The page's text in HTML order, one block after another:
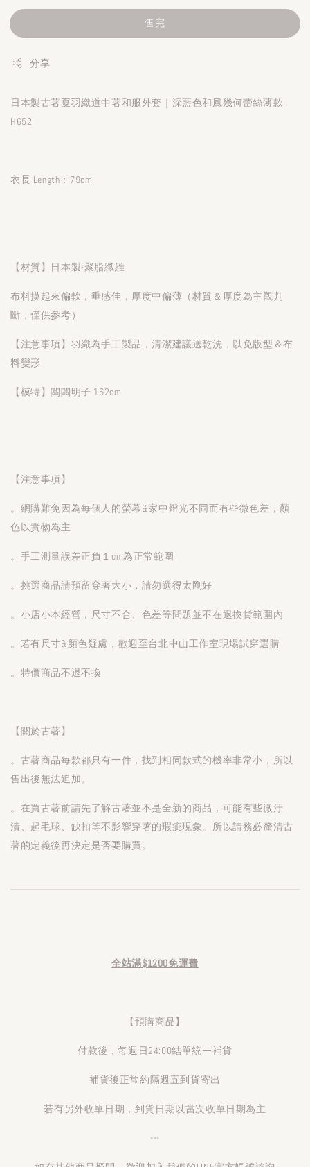
售完
分享
日本製古著夏羽織道中著和服外套｜深藍色和風幾何蕾絲薄款-
H652
衣長 Length：79cm
【材質】日本製-聚脂纖維
布料摸起來偏軟，垂感佳，厚度中偏薄（材質＆厚度為主觀判
斷，僅供參考）
【注意事項】羽織為手工製品，清潔建議送乾洗，以免版型＆布
料變形
【模特】闆闆明子 162cm
【注意事項】
。網購難免因為每個人的螢幕&家中燈光不同而有些微色差，顏
色以實物為主
。手工測量誤差正負１cm為正常範圍
。挑選商品請預留穿著大小，請勿選得太剛好
。小店小本經營，尺寸不合、色差等問題並不在退換貨範圍內
。若有尺寸&顏色疑慮，歡迎至台北中山工作室現場試穿選購
。特價商品不退不換
【關於古著】
。古著商品每款都只有一件，找到相同款式的機率非常小，所以
售出後無法追加。
。在買古著前請先了解古著並不是全新的商品，可能有些微汙
漬、起毛球、缺扣等不影響穿著的瑕疵現象。所以請務必釐清古
著的定義後再決定是否要購買。
全站滿$1200免運費
【預購商品】
付款後，每週日24:00結單統一補貨
補貨後正常約隔週五到貨寄出
若有另外收單日期，到貨日期以當次收單日期為主
---